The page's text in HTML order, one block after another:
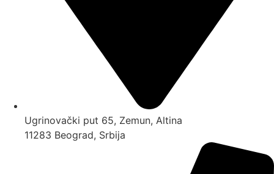
Ugrinovački put 65, Zemun, Altina
11283 Beograd, Srbija